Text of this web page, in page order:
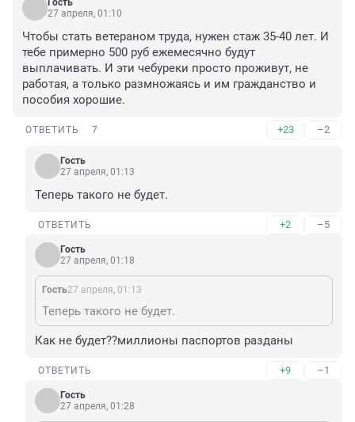
Гость
27 апреля, 01:10
Чтобы стать ветераном труда, нужен стаж 35-40 лет. И
тебе примерно 500 руб ежемесячно будут
выплачивать. И эти чебуреки просто проживут, не
работая, а только размножаясь и им гражданство и
пособия хорошие.
ОТВЕТИТЬ 7 +23 –2
Гость
27 апреля, 01:13
Теперь такого не будет.
ОТВЕТИТЬ +2 –5
Гость
27 апреля, 01:18
Гость27 апреля, 01:13
Теперь такого не будет.
Как не будет??миллионы паспортов разданы
ОТВЕТИТЬ +9 –1
Гость
27 апреля, 01:28